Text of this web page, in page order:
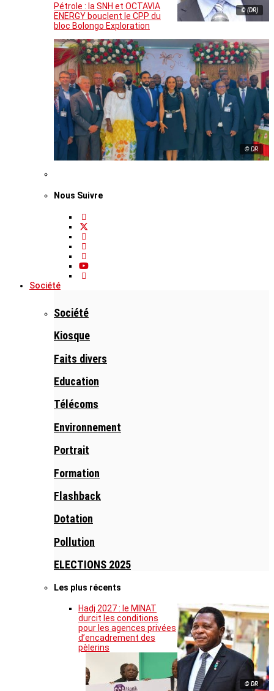
© (DR)
Pétrole : la SNH et OCTAVIA
ENERGY bouclent le CPP du
bloc Bolongo Exploration
© DR
Nous Suivre
Société
Société
Kiosque
Faits divers
Education
Télécoms
Environnement
Portrait
Formation
Flashback
Dotation
Pollution
ELECTIONS 2025
Les plus récents
© DR
Hadj 2027 : le MINAT
durcit les conditions
pour les agences privées
d’encadrement des
pèlerins